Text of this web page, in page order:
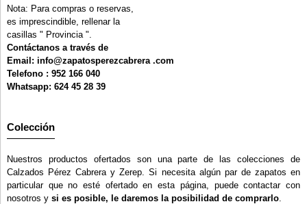
Nota: Para compras o reservas,
es imprescindible, rellenar la
casillas " Provincia ".
Contáctanos a través de
Email: info@zapatosperezcabrera .com
Telefono : 952 166 040
Whatsapp: 624 45 28 39
Colección
Nuestros productos ofertados son una parte de las colecciones de
Calzados Pérez Cabrera y Zerep. Si necesita algún par de zapatos en
particular que no esté ofertado en esta página, puede contactar con
nosotros y si es posible, le daremos la posibilidad de comprarlo.